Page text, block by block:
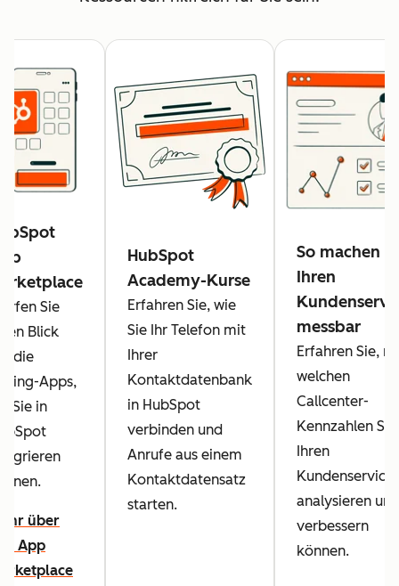
Sie
Blick
die
Apps,
Sie in
über
App
HubSpot
Academy-Kurse
Erfahren Sie, wie
Sie Ihr Telefon mit
Ihrer
Kontaktdatenbank
in HubSpot
verbinden und
Anrufe aus einem
Kontaktdatensatz
starten.
So machen
Ihren
messbar
Erfahren Sie,
welchen
Callcenter-
Kennzahlen Sie
Ihren
Kundenservice
analysieren und
verbessern
können.